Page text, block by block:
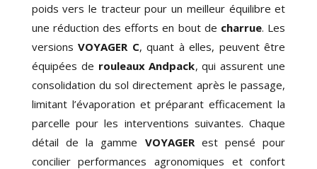
poids vers le tracteur pour un meilleur équilibre et
une réduction des efforts en bout de charrue. Les
versionsVOYAGER C, quant à elles, peuvent être
équipées de rouleaux Andpack, qui assurent une
consolidation du sol directement après le passage,
limitant l’évaporation et préparant efficacement la
parcelle pour les interventions suivantes. Chaque
détail de la gamme VOYAGERest pensé pour
concilier performances agronomiques et confort